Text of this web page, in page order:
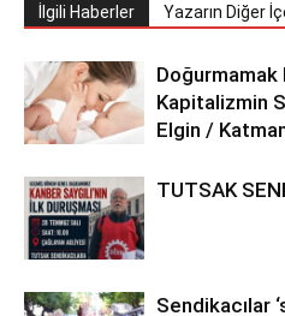
İlgili Haberler Yazarın Diğer
Doğurmamak
Kapitalizmin
Elgin /
TUTSAK
Sendikacılar